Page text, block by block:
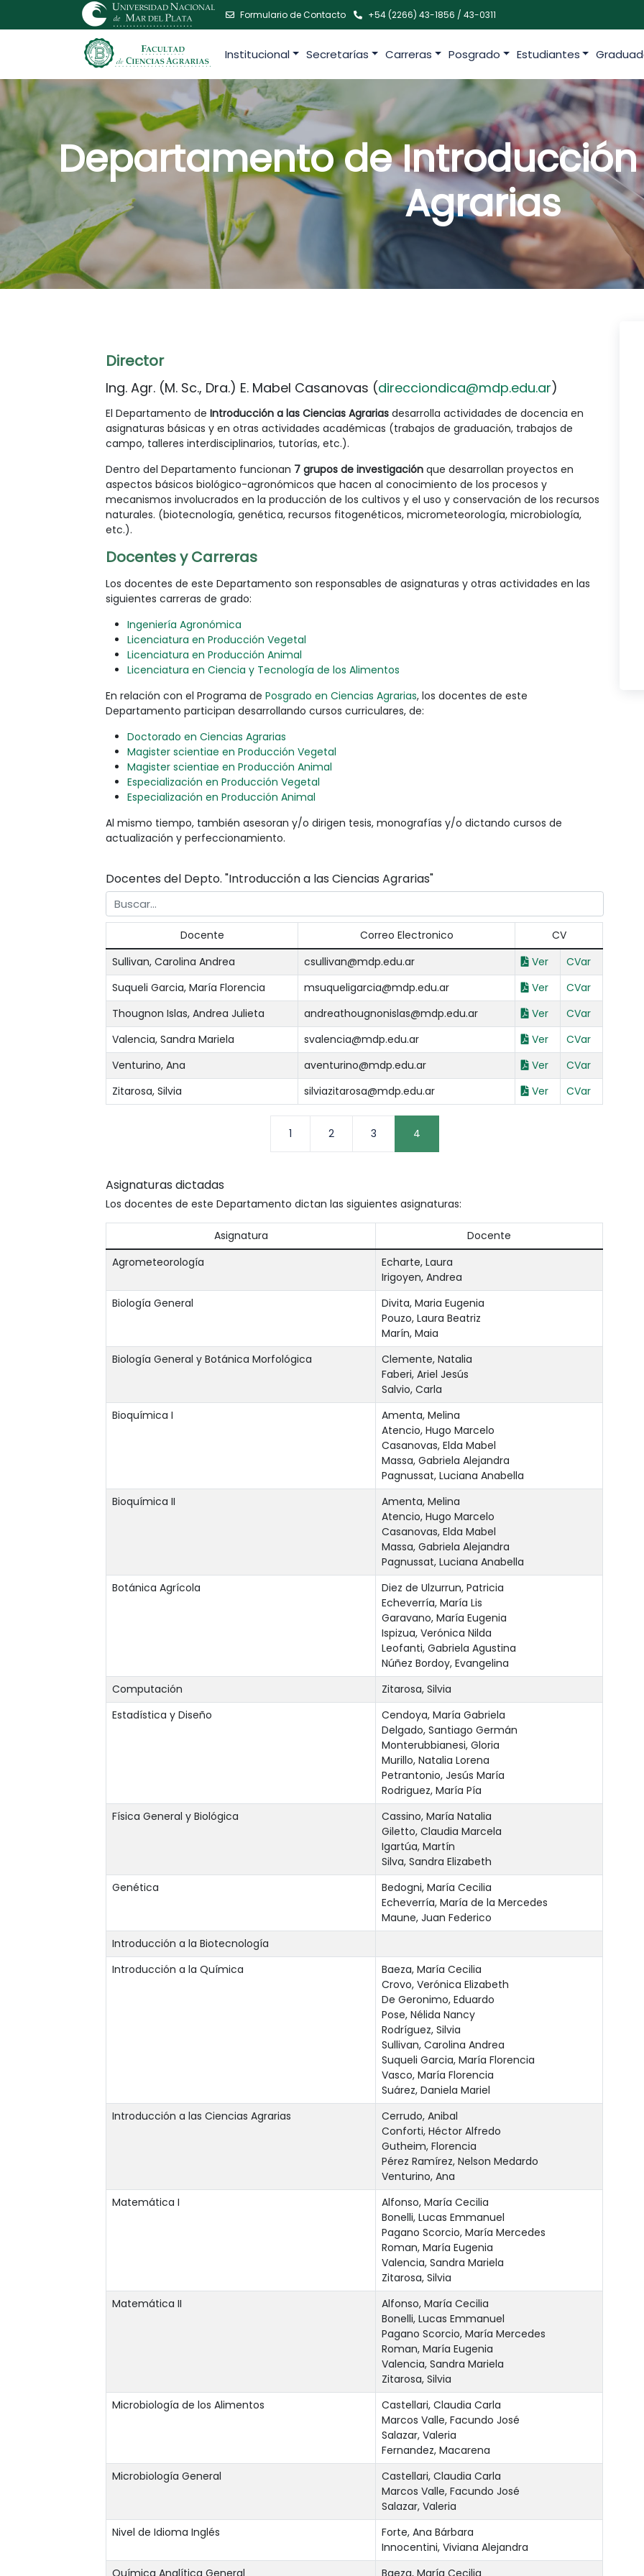
Formulario de Contacto +54 (2266) 43-1856 / 43-0311
Institucional Secretarías Carreras Posgrado Estudiantes
Departamento de
Agrarias
Director
Ing. Agr. (M. Sc., Dra.) E. Mabel Casanovas (direcciondica@mdp.edu.ar)
El Departamento de Introducción a las Ciencias Agrarias desarrolla actividades de docencia en
asignaturas básicas y en otras actividades académicas (trabajos de graduación, trabajos de
campo, talleres interdisciplinarios, tutorías, etc.).
Dentro del Departamento funcionan 7 grupos de investigación que desarrollan proyectos en
aspectos básicos biológico-agronómicos que hacen al conocimiento de los procesos y
mecanismos involucrados en la producción de los cultivos y el uso y conservación de los recursos
naturales. (biotecnología, genética, recursos fitogenéticos, micrometeorología, microbiología,
etc.).
Docentes y Carreras
Los docentes de este Departamento son responsables de asignaturas y otras actividades en las
siguientes carreras de grado:
Ingeniería Agronómica
Licenciatura en Producción Vegetal
Licenciatura en Producción Animal
Licenciatura en Ciencia y Tecnología de los Alimentos
En relación con el Programa de Posgrado en Ciencias Agrarias, los docentes de este
Departamento participan desarrollando cursos curriculares, de:
Doctorado en Ciencias Agrarias
Magister scientiae en Producción Vegetal
Magister scientiae en Producción Animal
Especialización en Producción Vegetal
Especialización en Producción Animal
Al mismo tiempo, también asesoran y/o dirigen tesis, monografías y/o dictando cursos de
actualización y perfeccionamiento.
Docentes del Depto. "Introducción a las Ciencias Agrarias"
Docente Correo Electronico
CV
Sullivan, Carolina Andrea
csullivan@mdp.edu.ar Ver
CVar
Suqueli Garcia, María Florencia
msuqueligarcia@mdp.edu.ar Ver
CVar
Thougnon Islas, Andrea Julieta
andreathougnonislas@mdp.edu.ar Ver
CVar
Valencia, Sandra Mariela
svalencia@mdp.edu.ar Ver
CVar
Venturino, Ana
aventurino@mdp.edu.ar Ver
CVar
Zitarosa, Silvia
silviazitarosa@mdp.edu.ar Ver CVar
1 2 3 4
Asignaturas dictadas
Los docentes de este Departamento dictan las siguientes asignaturas:
Asignatura
Docente
Agrometeorología
Echarte, Laura
Irigoyen, Andrea
Biología General
Divita, Maria Eugenia
Pouzo, Laura Beatriz
Marín, Maia
Biología General y Botánica Morfológica
Clemente, Natalia
Faberi, Ariel Jesús
Salvio, Carla
Bioquímica I
Amenta, Melina
Atencio, Hugo Marcelo
Casanovas, Elda Mabel
Massa, Gabriela Alejandra
Pagnussat, Luciana Anabella
Bioquímica II
Amenta, Melina
Atencio, Hugo Marcelo
Casanovas, Elda Mabel
Massa, Gabriela Alejandra
Pagnussat, Luciana Anabella
Botánica Agrícola
Diez de Ulzurrun, Patricia
Echeverría, María Lis
Garavano, María Eugenia
Ispizua, Verónica Nilda
Leofanti, Gabriela Agustina
Núñez Bordoy, Evangelina
Computación
Zitarosa, Silvia
Estadística y Diseño
Cendoya, María Gabriela
Delgado, Santiago Germán
Monterubbianesi, Gloria
Murillo, Natalia Lorena
Petrantonio, Jesús María
Rodriguez, María Pía
Física General y Biológica
Cassino, María Natalia
Giletto, Claudia Marcela
Igartúa, Martín
Silva, Sandra Elizabeth
Genética
Bedogni, María Cecilia
Echeverría, María de la Mercedes
Maune, Juan Federico
Introducción a la Biotecnología
Introducción a la Química
Baeza, María Cecilia
Crovo, Verónica Elizabeth
De Geronimo, Eduardo
Pose, Nélida Nancy
Rodríguez, Silvia
Sullivan, Carolina Andrea
Suqueli Garcia, María Florencia
Vasco, María Florencia
Suárez, Daniela Mariel
Introducción a las Ciencias Agrarias
Cerrudo, Anibal
Conforti, Héctor Alfredo
Gutheim, Florencia
Pérez Ramírez, Nelson Medardo
Venturino, Ana
Matemática I
Alfonso, María Cecilia
Bonelli, Lucas Emmanuel
Pagano Scorcio, María Mercedes
Roman, María Eugenia
Valencia, Sandra Mariela
Zitarosa, Silvia
Matemática II
Alfonso, María Cecilia
Bonelli, Lucas Emmanuel
Pagano Scorcio, María Mercedes
Roman, María Eugenia
Valencia, Sandra Mariela
Zitarosa, Silvia
Microbiología de los Alimentos
Castellari, Claudia Carla
Marcos Valle, Facundo José
Salazar, Valeria
Fernandez, Macarena
Microbiología General
Castellari, Claudia Carla
Marcos Valle, Facundo José
Salazar, Valeria
Nivel de Idioma Inglés
Forte, Ana Bárbara
Innocentini, Viviana Alejandra